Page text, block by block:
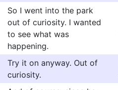
So I went into the park
out of curiosity. I wanted
to see what was
happening.
Try it on anyway. Out of
curiosity.